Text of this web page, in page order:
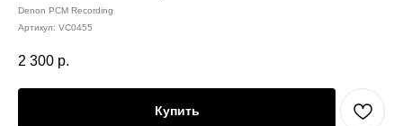
Denon PCM Recording
Артикул: VC0455
2 300 р.
Купить